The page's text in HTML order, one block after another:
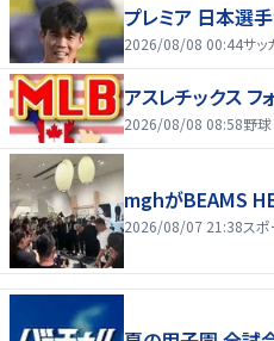
プレミア 日本選
2026/08/08 00:44サッ
アスレチックス フ
2026/08/08 08:58野球
mghがBEAMS
2026/08/07 21:38ス